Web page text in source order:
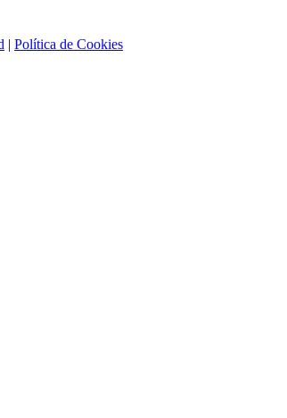
| Política de Cookies